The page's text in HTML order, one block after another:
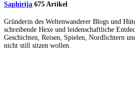
Saphirija 675 Artikel
Gründerin des Weltenwanderer Blogs und
schreibende Hexe und leidenschaftliche
Geschichten, Reisen, Spielen, Nordlichtern
nicht still sitzen wollen.